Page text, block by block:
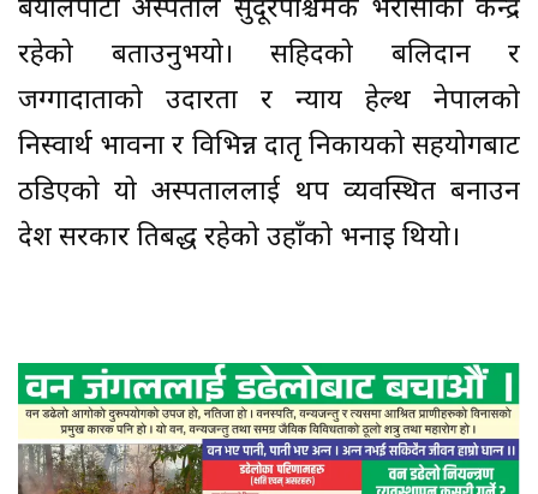
बयालपाटा अस्पताल सुदूरपश्चिमकै भरोसाको केन्द्र
रहेको बताउनुभयो। सहिदको बलिदान र
जग्गादाताको उदारता र न्याय हेल्थ नेपालको
निस्वार्थ भावना र विभिन्न दातृ निकायको सहयोगबाट
ठडिएको यो अस्पताललाई थप व्यवस्थित बनाउन
प्रदेश सरकार प्रतिबद्ध रहेको उहाँको भनाइ थियो।